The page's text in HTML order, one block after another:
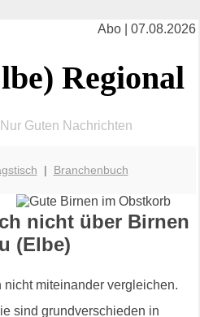
Abo | 07.08.2026
Regional
Guten Nachrichten
| Branchenbuch
nicht über Birnen
(Elbe)
miteinander vergleichen.
sind grundverschieden in